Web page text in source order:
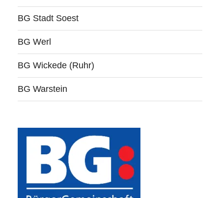
BG Stadt Soest
BG Werl
BG Wickede (Ruhr)
BG Warstein